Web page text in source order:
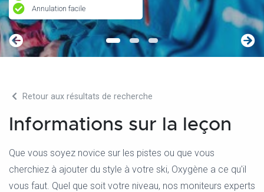
Annulation facile
Retour aux résultats de recherche
Informations sur la leçon
Que vous soyez novice sur les pistes ou que vous
cherchiez à ajouter du style à votre ski, Oxygène a ce qu'il
vous faut. Quel que soit votre niveau, nos moniteurs experts